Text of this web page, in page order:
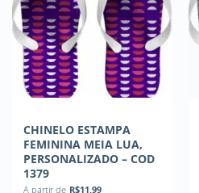
CHINELO ESTAMPA
FEMININA MEIA LUA,
PERSONALIZADO – COD
1379
A partir de R$11,99